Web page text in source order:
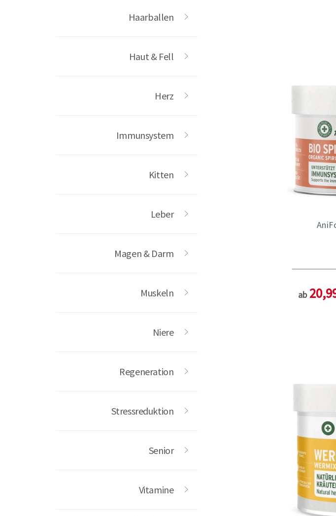
Haarballen
Haut & Fell
Herz
Immunsystem
Kitten
Leber
Magen & Darm
Muskeln
Niere
Regeneration
Stressreduktion
Senior
Vitamine
ab